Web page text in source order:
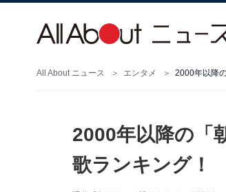
All About ニュース エンタメ 2000年以降
2000年以降の「
歌ランキング！